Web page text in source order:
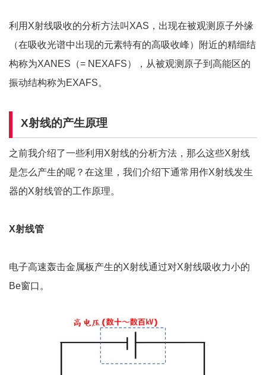
利用X射线吸收的分析方法叫XAS，出现在被观测原子外缘
（在吸收光谱中出现的元素特有的高吸收峰）附近的精细结
构称为XANES（= NEXAFS），从被观测原子到高能区的
振动结构称为EXAFS。
X射线的产生原理
之前我介绍了一些利用X射线的分析方法，那么这些X射线
是怎么产生的呢？在这里，我们介绍下通常用作X射线发生
器的X射线管的工作原理。
X射线管
电子高速轰击金属板产生的X射线通过对X射线吸收力小的
Be窗口。